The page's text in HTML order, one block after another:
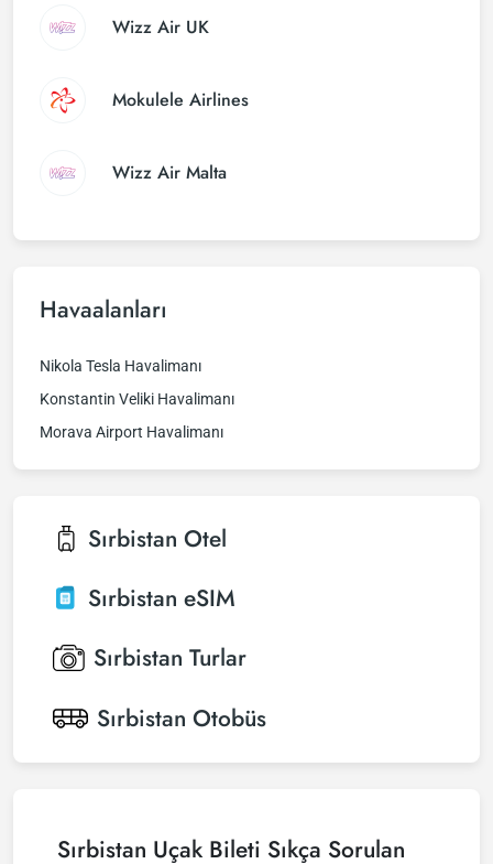
Wizz Air UK
Mokulele Airlines
Wizz Air Malta
Havaalanları
Nikola Tesla Havalimanı
Konstantin Veliki Havalimanı
Morava Airport Havalimanı
Sırbistan Otel
Sırbistan eSIM
Sırbistan Turlar
Sırbistan Otobüs
Sırbistan Uçak Bileti Sıkça Sorulan